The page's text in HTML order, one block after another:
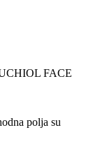
FACE
polja su